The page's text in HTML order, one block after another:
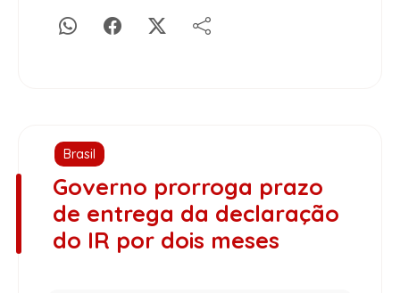
Brasil
Governo prorroga prazo
de entrega da declaração
do IR por dois meses